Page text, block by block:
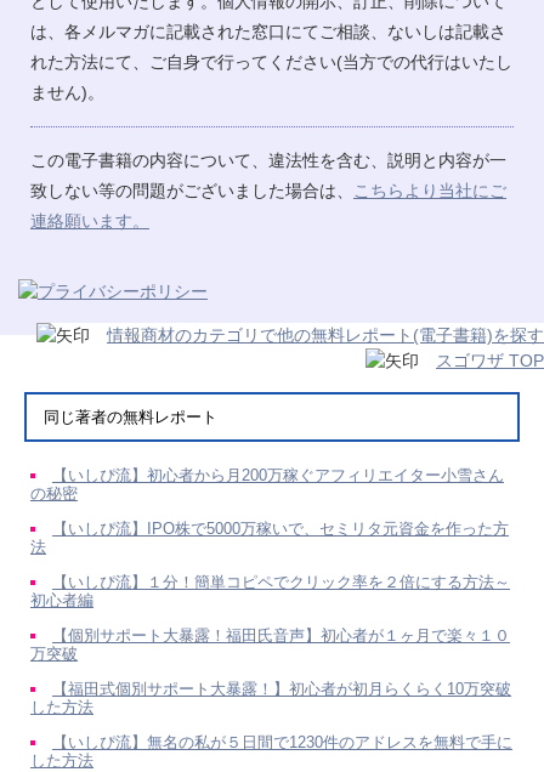
は、各メルマガに記載された窓口にてご相談、ないしは記載さ
れた方法にて、ご自身で行ってください(当方での代行はいたし
ません)。
この電子書籍の内容について、違法性を含む、説明と内容が一
致しない等の問題がございました場合は、
こちらより当社にご
連絡願います。
情報商材のカテゴリで他の無料レポート(電子書籍)を探す
スゴワザ TOP
同じ著者の無料レポート
【いしぴ流】初心者から月200万稼ぐアフィリエイター小雪さん
の秘密
【いしぴ流】IPO株で5000万稼いで、セミリタ元資金を作った方
法
【いしぴ流】１分！簡単コピペでクリック率を２倍にする方法～
初心者編
【個別サポート大暴露！福田氏音声】初心者が１ヶ月で楽々１０
万突破
【福田式個別サポート大暴露！】初心者が初月らくらく10万突破
した方法
【いしぴ流】無名の私が５日間で1230件のアドレスを無料で手に
した方法